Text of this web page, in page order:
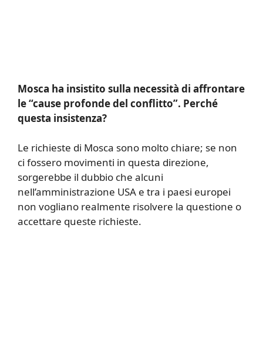
Mosca ha insistito sulla necessità di affrontare
le “cause profonde del conflitto”. Perché
questa insistenza?
Le richieste di Mosca sono molto chiare; se non
ci fossero movimenti in questa direzione,
sorgerebbe il dubbio che alcuni
nell’amministrazione USA e tra i paesi europei
non vogliano realmente risolvere la questione o
accettare queste richieste.